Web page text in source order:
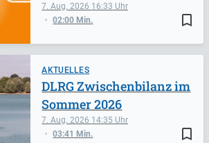
bookmark_border
7. Aug. 2026 16:33
02:00 Min.
AKTUELLES
bookmark_border
7. Aug. 2026 14:35
03:41 Min.
DLRG Zwischenbilanz im
Sommer 2026